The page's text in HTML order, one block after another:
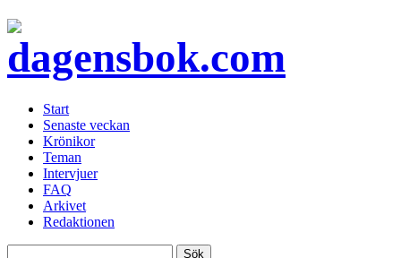
Start
Senaste veckan
Krönikor
Teman
Intervjuer
FAQ
Arkivet
Redaktionen